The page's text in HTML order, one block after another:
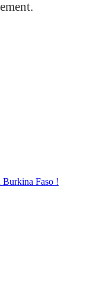
Burkina Faso !